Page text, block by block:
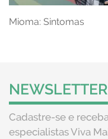
Mioma: Sintomas
NEWSLETTER
Cadastre-se e
especialistas Viva